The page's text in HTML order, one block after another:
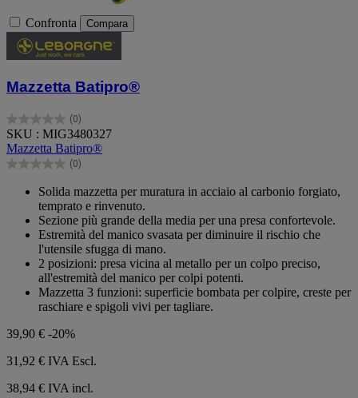
Confronta Compara
Mazzetta Batipro®
(0)
0.0
su
5
stelle.
SKU : MIG3480327
Mazzetta Batipro®
(0)
0.0
Solida mazzetta per muratura in acciaio al carbonio forgiato,
temprato e rinvenuto.
Sezione più grande della media per una presa confortevole.
Estremità del manico svasata per diminuire il rischio che
l'utensile sfugga di mano.
2 posizioni: presa vicina al metallo per un colpo preciso,
all'estremità del manico per colpi potenti.
Mazzetta 3 funzioni: superficie bombata per colpire, creste per
raschiare e spigoli vivi per tagliare.
39,90 € -20%
31,92 € IVA Escl.
38,94 € IVA incl.